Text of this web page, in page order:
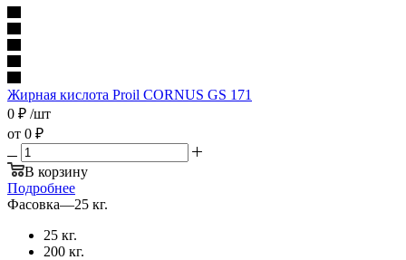
Жирная кислота Proil CORNUS GS 171
0 ₽ /шт
от 0 ₽
В корзину
Подробнее
Фасовка—25 кг.
25 кг.
200 кг.